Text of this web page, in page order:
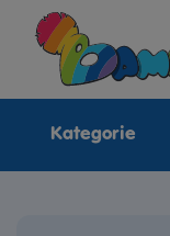
Kategorie